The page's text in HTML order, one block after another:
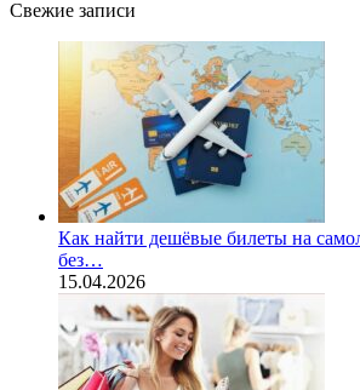
Свежие записи
Как найти дешёвые билеты на
без…
15.04.2026